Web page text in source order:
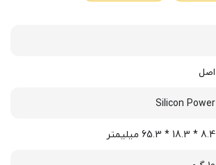
اصل
Silicon Power
8.4 * 18.3 * 65.3 میلیمتر